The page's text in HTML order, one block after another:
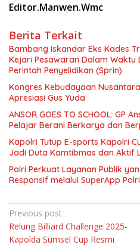
Editor.Manwen.Wmc
Berita Terkait
Bambang Iskandar Eks Kades
Kejari Pesawaran Dalam Waktu
Perintah Penyelidikan (Sprin)
Kongres Kebudayaan
Apresiasi Gus Yuda
ANSOR GOES TO SCHOOL: GP
Pelajar Berani Berkarya dan
Kapolri Tutup E-sports Kapolri
Jadi Duta Kamtibmas dan Aktif
Polri Perkuat Layanan Publik
Responsif melalui SuperApp Polri
Navigasi
pos
Previous post
Relung Billiard Challenge 2025-
Kapolda Sumsel Cup Resmi